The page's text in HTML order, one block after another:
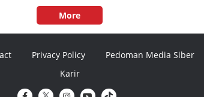
More
Privacy Policy
Pedoman Media Siber
Karir